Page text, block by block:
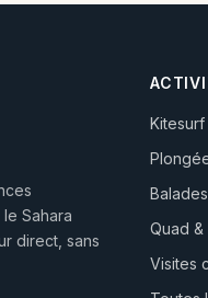
Sahara
direct, sans
Kitesurf
Quad
Visites